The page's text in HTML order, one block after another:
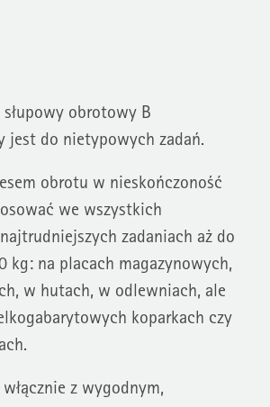
słupowy obrotowy B
jest do nietypowych zadań.
obrotu w nieskończoność
we wszystkich
zadaniach aż do
kg: na placach magazynowych,
w hutach, w odlewniach, ale
koparkach czy
z wygodnym,